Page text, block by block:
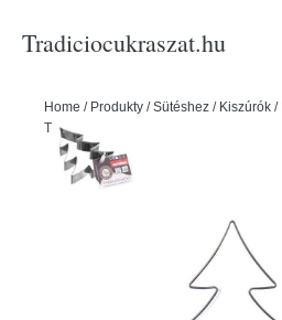
Tradiciocukraszat.hu
Home / Produkty /Sütéshez / Kiszúrók /
TREE nagy - ORION